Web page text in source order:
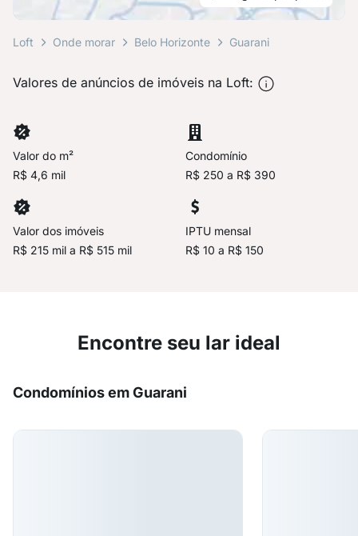
Loft Onde morar Belo Horizonte Guarani
Valores de anúncios de imóveis na Loft:
Valor do m²
R$ 4,6 mil
Condomínio
R$ 250 a R$ 390
Valor dos imóveis
R$ 215 mil a R$ 515 mil
IPTU mensal
R$ 10 a R$ 150
Encontre seu lar ideal
Condomínios em Guarani